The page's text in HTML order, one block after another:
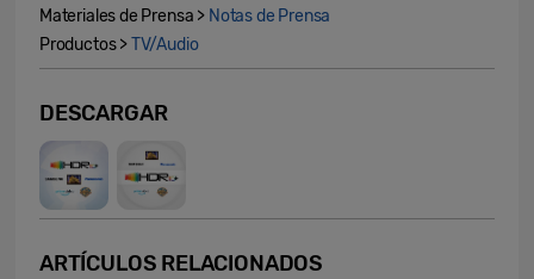
Materiales de Prensa > Notas de Prensa
Productos >TV/Audio
DESCARGAR
ARTÍCULOS RELACIONADOS